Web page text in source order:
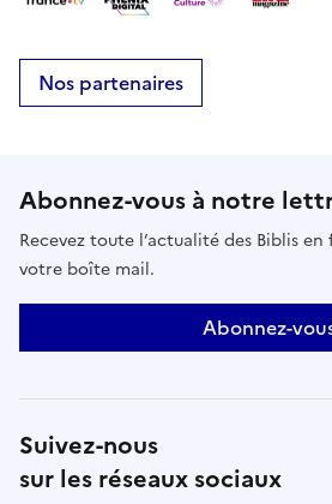
Nos partenaires
Abonnez-vous à notre
Recevez toute l’actualité des Biblis
votre boîte mail.
Abonnez-
Suivez-nous
sur les réseaux sociaux